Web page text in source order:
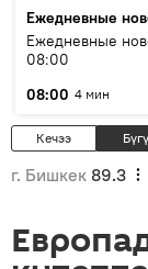
Ежедневные
Ежедневные
08:00
08:00 4 мин
Кечээ
г. Бишкек 89.3